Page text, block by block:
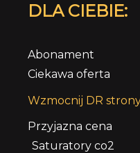
DLA CIEBIE:
Abonament
Ciekawa oferta
Wzmocnij DR
Przyjazna cena
Saturatory co2